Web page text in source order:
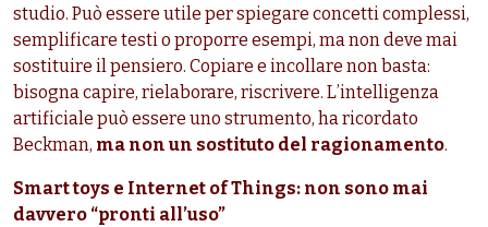
studio. Può essere utile per spiegare concetti complessi,
semplificare testi o proporre esempi, ma non deve mai
sostituire il pensiero. Copiare e incollare non basta:
bisogna capire, rielaborare, riscrivere. L’intelligenza
artificiale può essere uno strumento, ha ricordato
Beckman, ma non un sostituto del ragionamento.
Smart toys e Internet of Things: non sono mai
davvero “pronti all’uso”